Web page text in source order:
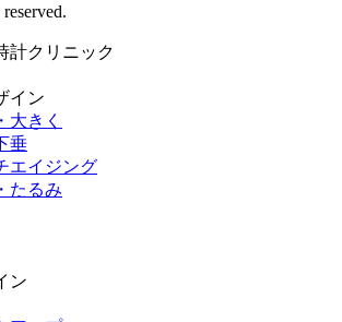
イン
大きく
垂
エイジング
たるみ
ン